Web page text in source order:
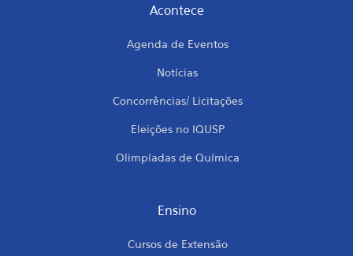
Acontece
Agenda de Eventos
Notícias
Concorrências/ Licitações
Eleições no IQUSP
Olimpíadas de Química
Ensino
Cursos de Extensão